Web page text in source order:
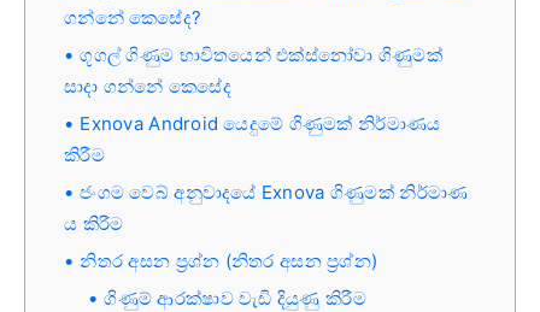
ගන්නේ කෙසේද?
ගූගල් ගිණුම භාවිතයෙන් එක්ස්නෝවා ගිණුමක්
සාදා ගන්නේ කෙසේද
Exnova Android යෙදුමේ ගිණුමක් නිර්මාණය
කිරීම
ජංගම වෙබ් අනුවාදයේ Exnova ගිණුමක් නිර්මාණ
ය කිරීම
නිතර අසන ප්‍රශ්න (නිතර අසන ප්‍රශ්න)
ගිණුම් ආරක්ෂාව වැඩි දියුණු කිරීම